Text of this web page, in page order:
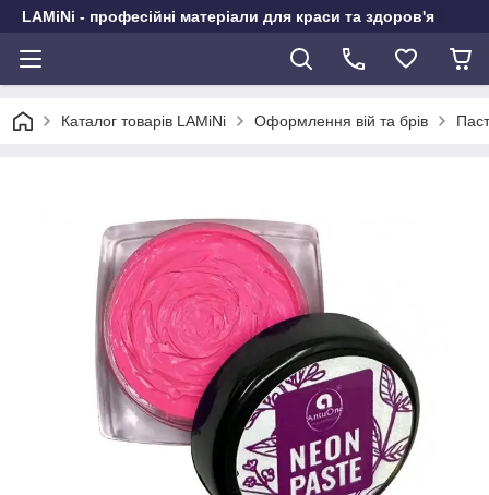
LAMiNi - професійні матеріали для краси та здоров'я
Каталог товарів LAMiNi Оформлення вій та брів